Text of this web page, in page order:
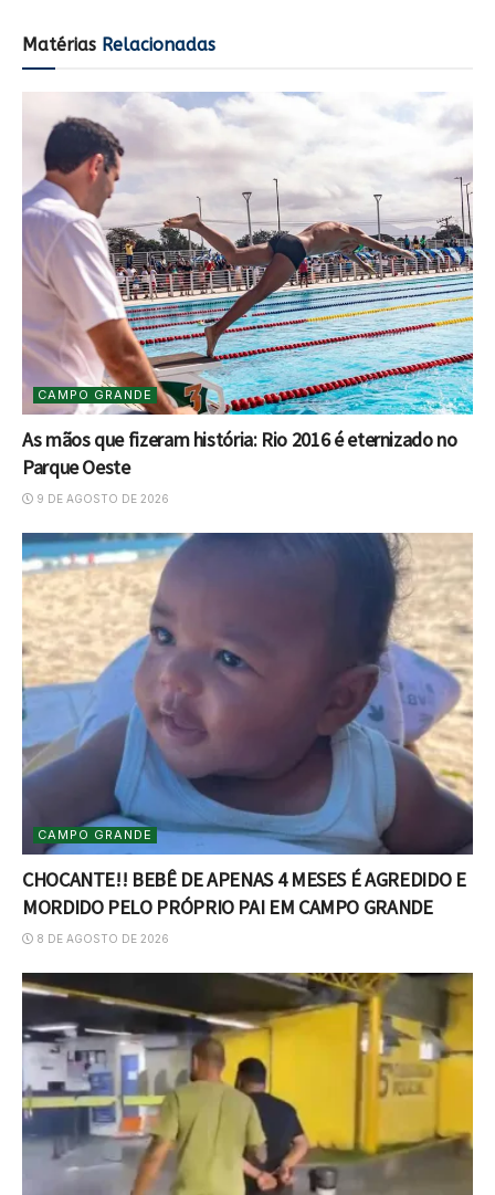
Matérias Relacionadas
CAMPO GRANDE
As mãos que fizeram história: Rio 2016 é eternizado no
Parque Oeste
9 DE AGOSTO DE 2026
CAMPO GRANDE
CHOCANTE!! BEBÊ DE APENAS 4 MESES É AGREDIDO E
MORDIDO PELO PRÓPRIO PAI EM CAMPO GRANDE
8 DE AGOSTO DE 2026